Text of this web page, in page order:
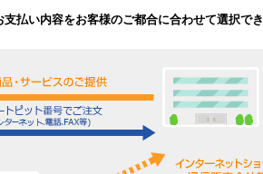
支払い内容をお客様のご都合に合わせて選択で